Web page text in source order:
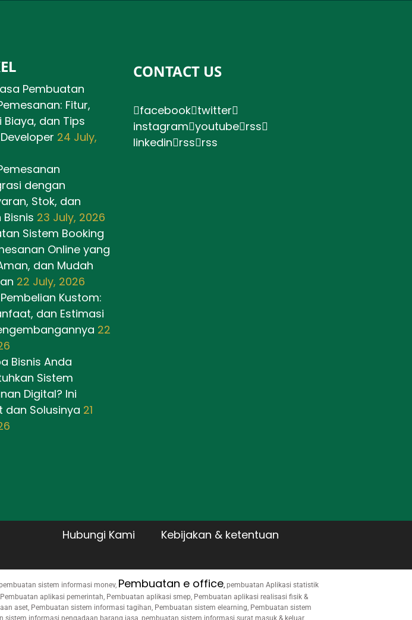
Pembuatan
Fitur,
Biaya, dan Tips
24 July,
dengan
Stok, dan
23 July, 2026
Sistem Booking
Online yang
dan Mudah
22 July, 2026
Kustom:
dan Estimasi
22
Bisnis Anda
Sistem
Digital? Ini
dan Solusinya 21
CONTACT US
facebook twitter
instagram youtube rss
linkedin rss rss
Hubungi Kami Kebijakan & ketentuan
sistem informasi monev, Pembuatan e office, pembuatan Aplikasi statistik
aplikasi pemerintah, Pembuatan aplikasi smep, Pembuatan aplikasi realisasi fisik &
aset, Pembuatan sistem informasi tagihan, Pembuatan sistem elearning, Pembuatan sistem